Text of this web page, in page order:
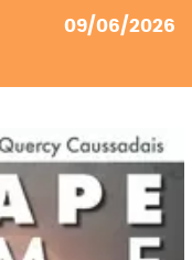
09/06/2026